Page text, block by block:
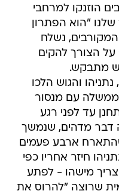
הוזנקו למרחבי
"הוא הפתרון
נשלח
הצורך להקים
מתבקש.
והגוש הלכו
ממשלה עם מנסור
עד לפני רגע
דבר מדהים, שנמשך
ארבע פעמים
חיזר אחריו כפי
מישהו - לפתע
שרוצה "להרוס את